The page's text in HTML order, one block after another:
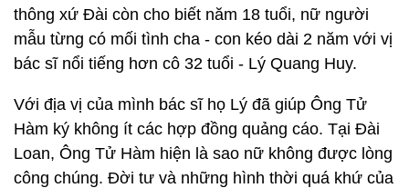
thông xứ Đài còn cho biết năm 18 tuổi, nữ người
mẫu từng có mối tình cha - con kéo dài 2 năm với vị
bác sĩ nổi tiếng hơn cô 32 tuổi - Lý Quang Huy.
Với địa vị của mình bác sĩ họ Lý đã giúp Ông Tử
Hàm ký không ít các hợp đồng quảng cáo. Tại Đài
Loan, Ông Tử Hàm hiện là sao nữ không được lòng
công chúng. Đời tư và những hình thời quá khứ của